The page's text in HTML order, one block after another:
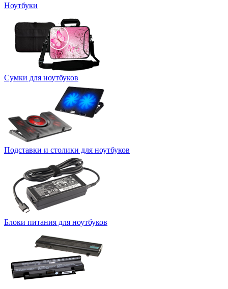
Ноутбуки
Сумки для ноутбуков
Подставки и столики для ноутбуков
Блоки питания для ноутбуков